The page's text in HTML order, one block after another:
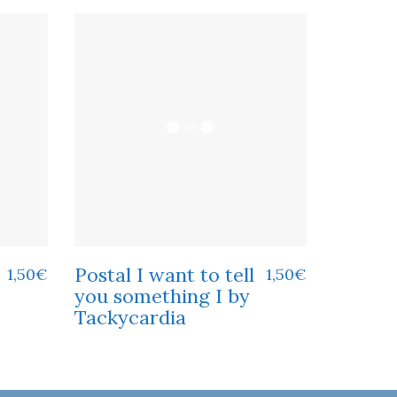
1,50€
Postal I want to tell
you something I by
Tackycardia
1,50€